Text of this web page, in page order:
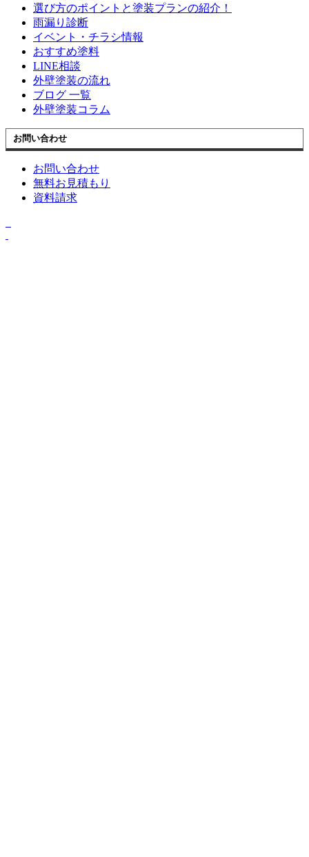
選び方のポイントと塗装プランの紹介！
雨漏り診断
イベント・チラシ情報
おすすめ塗料
LINE相談
外壁塗装の流れ
ブログ 一覧
外壁塗装コラム
お問い合わせ
お問い合わせ
無料お見積もり
資料請求